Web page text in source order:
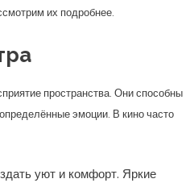
их подробнее.
пространства. Они способны
эмоции. В кино часто
уют и комфорт. Яркие